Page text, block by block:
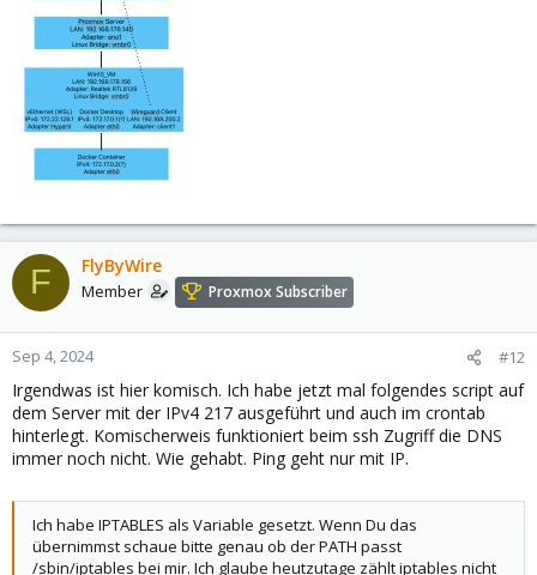
F FlyByWire
Member Proxmox Subscriber
Sep 4, 2024 #12
Irgendwas ist hier komisch. Ich habe jetzt mal folgendes script auf
dem Server mit der IPv4 217 ausgeführt und auch im crontab
hinterlegt. Komischerweis funktioniert beim ssh Zugriff die DNS
immer noch nicht. Wie gehabt. Ping geht nur mit IP.
Ich habe IPTABLES als Variable gesetzt. Wenn Du das
übernimmst schaue bitte genau ob der PATH passt
/sbin/iptables bei mir. Ich glaube heutzutage zählt iptables nicht